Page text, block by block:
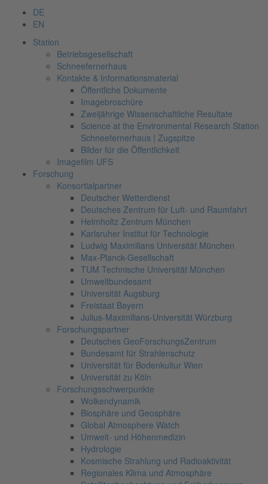
DE
EN
Station
Betriebsgesellschaft
Schneefernerhaus
Kontakte & Informationsmaterial
Öffentliche Dokumente
Imagebroschüre
Zweijährige Wissenschaftliche Resultate
Science at the Environmental Research Station
Schneefernerhaus | Zugspitze
Bilder für die Öffentlichkeit
Imagefilm UFS
Forschung
Konsortialpartner
Deutscher Wetterdienst
Deutsches Zentrum für Luft- und Raumfahrt
Helmholtz Zentrum München
Karlsruher Institut für Technologie
Ludwig Maximilians Universität München
Max-Planck-Gesellschaft
TUM Technische Universität München
Umweltbundesamt
Universität Augsburg
Freistaat Bayern
Julius-Maximilians-Universität Würzburg
Forschungspartner
Deutsches GeoForschungsZentrum
Bundesamt für Strahlenschutz
Universität für Bodenkultur Wien
Universität zu Köln
Forschungsschwerpunkte
Wolkendynamik
Biosphäre und Geosphäre
Global Atmosphere Watch
Umwelt- und Höhenmedizin
Hydrologie
Kosmische Strahlung und Radioaktivität
Regionales Klima und Atmosphäre